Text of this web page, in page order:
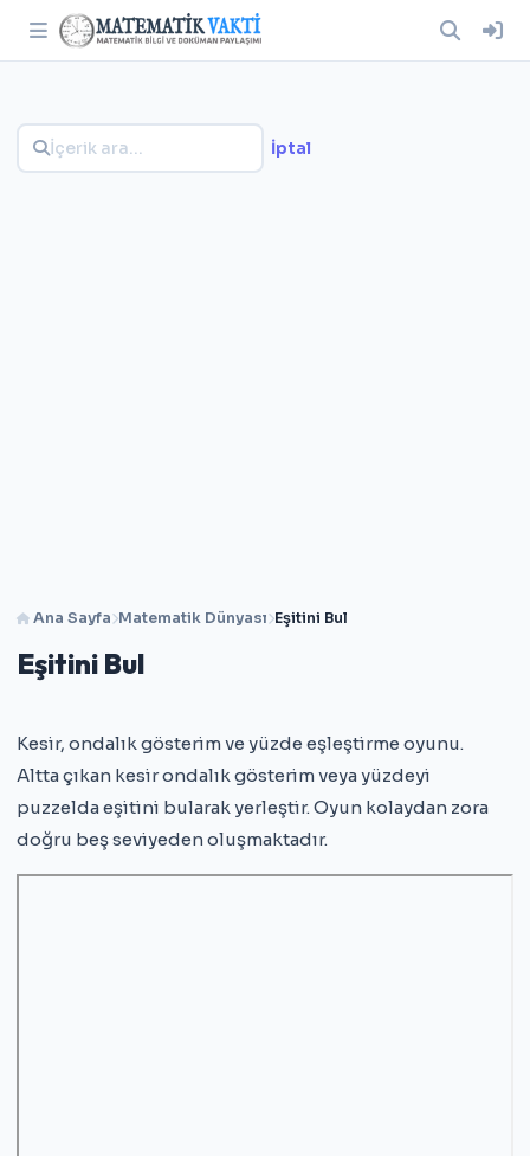
Ana Sayfa Matematik Dünyası Eşitini Bul
Eşitini Bul
Kesir, ondalık gösterim ve yüzde eşleştirme oyunu.
Altta çıkan kesir ondalık gösterim veya yüzdeyi
puzzelda eşitini bularak yerleştir. Oyun kolaydan zora
doğru beş seviyeden oluşmaktadır.
İptal